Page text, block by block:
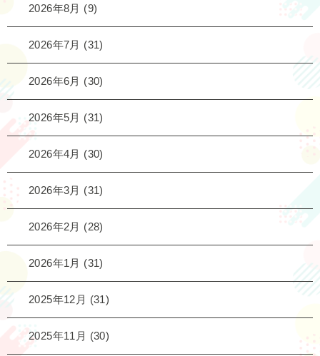
2026年8月 (9)
2026年7月 (31)
2026年6月 (30)
2026年5月 (31)
2026年4月 (30)
2026年3月 (31)
2026年2月 (28)
2026年1月 (31)
2025年12月 (31)
2025年11月 (30)